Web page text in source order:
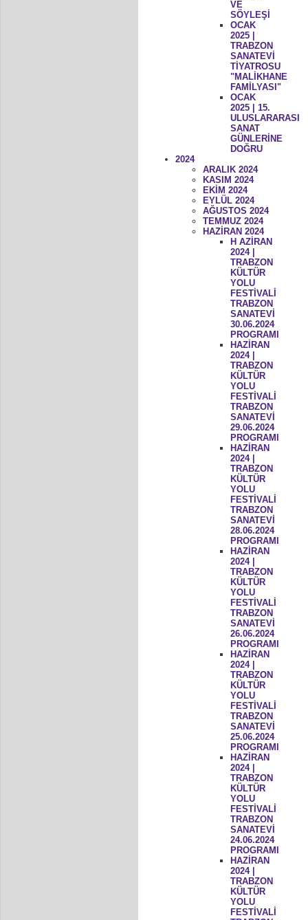
VE
SÖYLEŞİ
OCAK
2025 |
TRABZON
SANATEVİ
TİYATROSU
"MALİKHANE
FAMİLYASI"
OCAK
2025 | 15.
ULUSLARARASI
SANAT
GÜNLERİNE
DOĞRU
2024
ARALIK 2024
KASIM 2024
EKİM 2024
EYLÜL 2024
AĞUSTOS 2024
TEMMUZ 2024
HAZİRAN 2024
H AZİRAN
2024 |
TRABZON
KÜLTÜR
YOLU
FESTİVALİ
TRABZON
SANATEVİ
30.06.2024
PROGRAMI
HAZİRAN
2024 |
TRABZON
KÜLTÜR
YOLU
FESTİVALİ
TRABZON
SANATEVİ
29.06.2024
PROGRAMI
HAZİRAN
2024 |
TRABZON
KÜLTÜR
YOLU
FESTİVALİ
TRABZON
SANATEVİ
28.06.2024
PROGRAMI
HAZİRAN
2024 |
TRABZON
KÜLTÜR
YOLU
FESTİVALİ
TRABZON
SANATEVİ
26.06.2024
PROGRAMI
HAZİRAN
2024 |
TRABZON
KÜLTÜR
YOLU
FESTİVALİ
TRABZON
SANATEVİ
25.06.2024
PROGRAMI
HAZİRAN
2024 |
TRABZON
KÜLTÜR
YOLU
FESTİVALİ
TRABZON
SANATEVİ
24.06.2024
PROGRAMI
HAZİRAN
2024 |
TRABZON
KÜLTÜR
YOLU
FESTİVALİ